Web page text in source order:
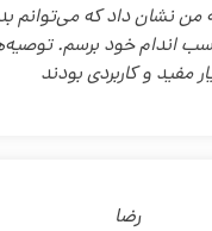
من نشان داد که
اندام خود برسم.
مفید و کاربردی بودند
رضا